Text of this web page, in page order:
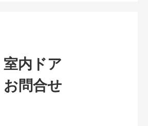
室内ドア
お問合せ